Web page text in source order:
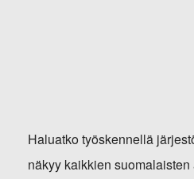
Haluatko työskennellä
näkyy kaikkien suomalaisten